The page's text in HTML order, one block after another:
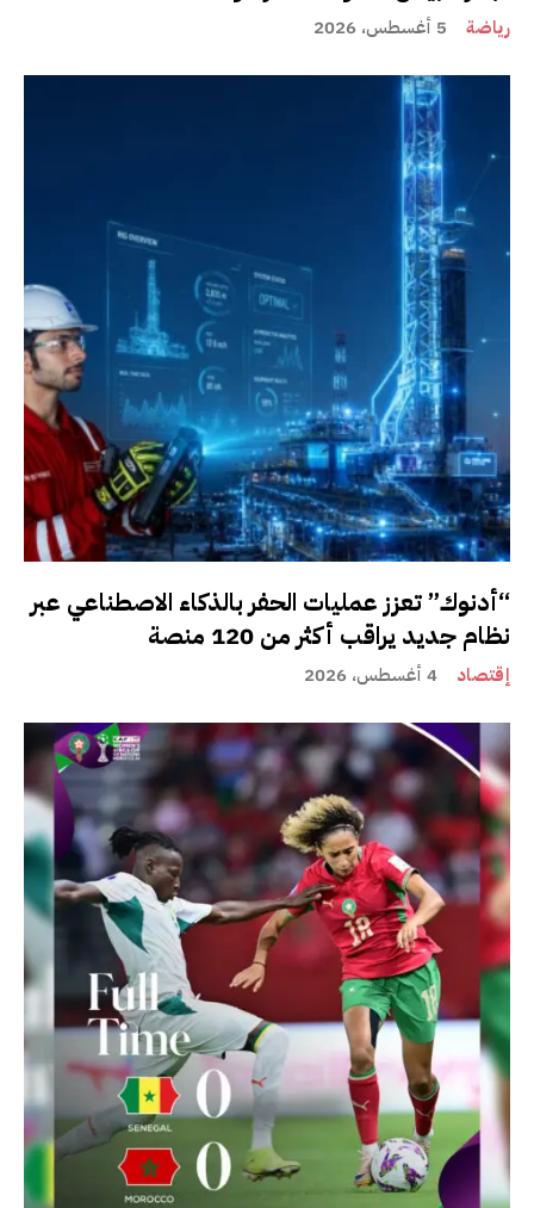
رياضة 5 أغسطس، 2026
“أدنوك” تعزز عمليات الحفر بالذكاء الاصطناعي عبر
نظام جديد يراقب أكثر من 120 منصة
إقتصاد 4 أغسطس، 2026